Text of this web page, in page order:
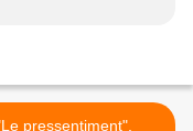
pressentiment",